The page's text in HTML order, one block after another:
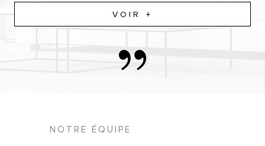
VOIR +
NOTRE ÉQUIPE